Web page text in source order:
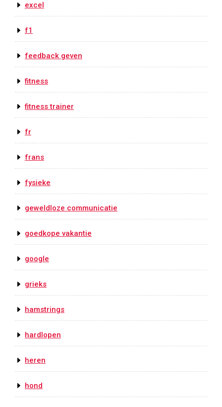
excel
f1
feedback geven
fitness
fitness trainer
fr
frans
fysieke
geweldloze communicatie
goedkope vakantie
google
grieks
hamstrings
hardlopen
heren
hond